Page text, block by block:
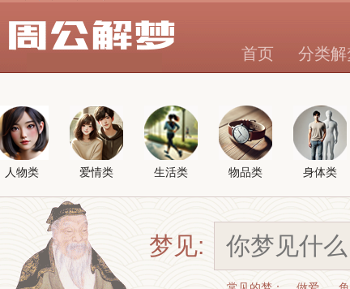
首页 分类解
人物类 爱情类 生活类 物品类 身体类
梦见: